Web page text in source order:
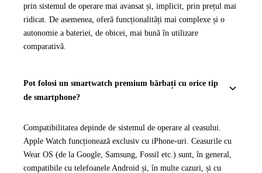
prin sistemul de operare mai avansat și, implicit, prin prețul mai
ridicat. De asemenea, oferă funcționalități mai complexe și o
autonomie a bateriei, de obicei, mai bună în utilizare
comparativă.
Pot folosi un smartwatch premium bărbați cu orice tip
de smartphone?
Compatibilitatea depinde de sistemul de operare al ceasului.
Apple Watch funcționează exclusiv cu iPhone-uri. Ceasurile cu
Wear OS (de la Google, Samsung, Fossil etc.) sunt, în general,
compatibile cu telefoanele Android și, în multe cazuri, și cu